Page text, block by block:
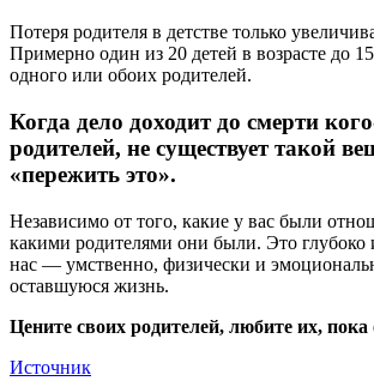
Потеря родителя в детстве только
Примерно один из 20 детей в возрасте до
одного или обоих родителей.
Когда дело доходит до смерти
родителей, не существует такой
«пережить это».
Независимо от того, какие у вас были
какими родителями они были. Это глубоко
нас — умственно, физически и
оставшуюся жизнь.
Цените своих родителей, любите их,
Источник